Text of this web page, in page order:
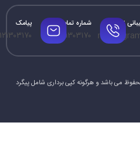
تلگرام شماره تماس
۰۹۱۲۱۳۰۳۱۷۰
پیامک
می باشد و هرگونه کپی برداری شامل پیگرد